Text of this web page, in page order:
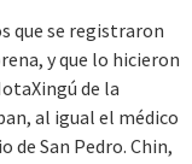
que se registraron
y que lo hicieron
de la
al igual el médico
de San Pedro. Chin,